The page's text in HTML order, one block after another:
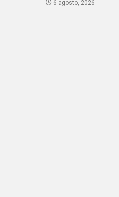
6 agosto, 2026